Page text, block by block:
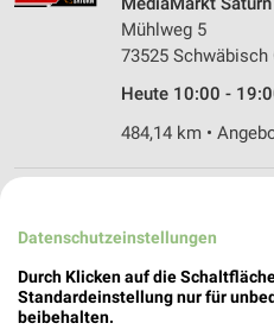
Mühlweg 5
73525 Schwäbisch
Heute 10:00 -
484,14 km •
MediaMarkt
Karlstr. 12
Heute 09:30 -
Datenschutzeinstellungen
Durch Klicken auf die
Standardeinstellung nur für
beibehalten.